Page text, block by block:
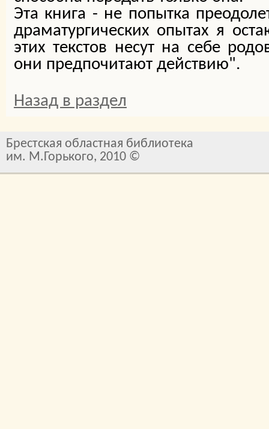
Эта книга - не попытка
драматургических опытах я
этих текстов несут на себе
они предпочитают действию".
Назад в раздел
Брестская областная библиотека
им. М.Горького, 2010 ©